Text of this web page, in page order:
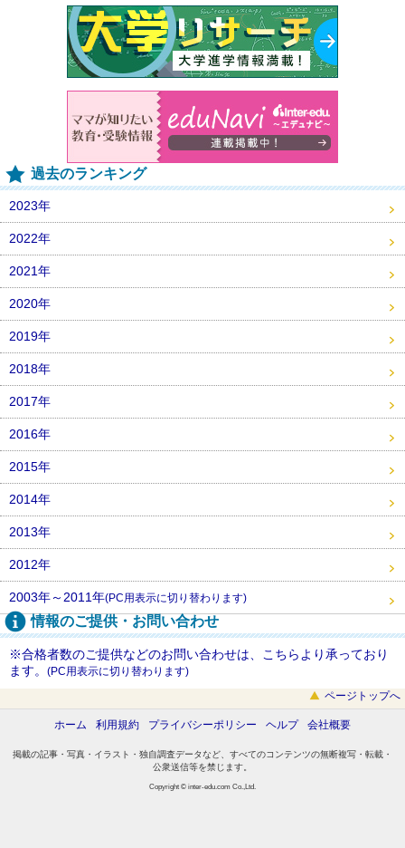
過去のランキング
2023年
2022年
2021年
2020年
2019年
2018年
2017年
2016年
2015年
2014年
2013年
2012年
2003年～2011年(PC用表示に切り替わります)
情報のご提供・お問い合わせ
※合格者数のご提供などのお問い合わせは、こちらより承っており
ます。 (PC用表示に切り替わります)
ページトップへ
ホーム 利用規約 プライバシーポリシー ヘルプ 会社概要
掲載の記事・写真・イラスト・独自調査データなど、すべてのコンテンツの無断複写・転載・
公衆送信等を禁じます。
Copyright © inter-edu.com Co.,Ltd.